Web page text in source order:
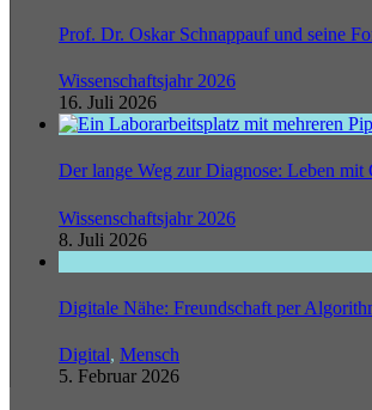
Prof. Dr. Oskar Schnappauf und seine
Wissenschaftsjahr 2026
16. Juli 2026
Der lange Weg zur Diagnose: Leben mit
Wissenschaftsjahr 2026
8. Juli 2026
Digitale Nähe: Freundschaft per
Digital, Mensch
5. Februar 2026